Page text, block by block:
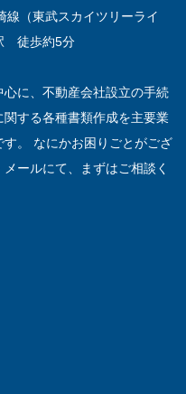
線（東武スカイツリーライ
徒歩約5分
に、不動産会社設立の手続
する各種書類作成を主要業
。 なにかお困りごとがござ
ールにて、まずはご相談く